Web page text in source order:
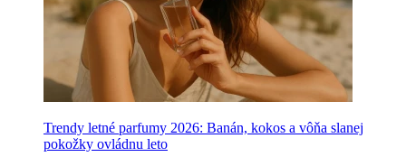
Trendy letné parfumy 2026: Banán, kokos a vôňa slanej
pokožky ovládnu leto